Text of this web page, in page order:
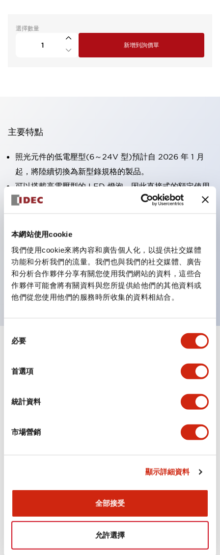
本網站使用cookie
我們使用cookie來將內容和廣告個人化，以提供社交媒體
功能和分析我們的流量。我們也與我們的社交媒體、廣告
和分析合作夥伴分享有關您使用我們網站的資料，這些合
作夥伴可能會將有關資料與您所提供給他們的其他資料或
他們從您使用他們的服務時所收集的資料相結合。
必要
首選項
統計資料
市場營銷
顯示詳細資料
全部接受
允許選擇
選擇數量
新增到詢價單
主要特點
照光元件的低電壓型(6～24V 型)預計自 2026 年 1 月
起，將陸續切換為新型錄規格的製品。
可以搭載高電壓型的 LED 燈泡，因此直接式的額定使用
電壓最高可支援至 240V。
大幅減少使用R形壓接端子的配線工時。（不包含指示燈
的直接式）
一顆 LED 燈泡即可呈現六種顏色（LSRD 燈泡）。以往
需分色管理的 LED 燈泡，如今可用單一顆燈泡呈現多種
顏色。
符合UL、CSA、TÜV、CCC認證。
顯示全部+
審美規範
環境規範